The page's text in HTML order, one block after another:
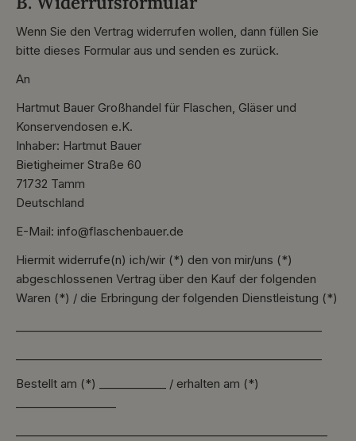
Wenn Sie den Vertrag widerrufen wollen, dann füllen Sie
bitte dieses Formular aus und senden es zurück.
An
Hartmut Bauer Großhandel für Flaschen, Gläser und
Konservendosen e.K.
Inhaber: Hartmut Bauer
Bietigheimer Straße 60
71732 Tamm
Deutschland
E-Mail: info@flaschenbauer.de
Hiermit widerrufe(n) ich/wir (*) den von mir/uns (*)
abgeschlossenen Vertrag über den Kauf der folgenden
Waren (*) / die Erbringung der folgenden Dienstleistung (*)
Bestellt am (*) ____________ / erhalten am (*)